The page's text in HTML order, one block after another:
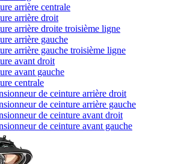
arrière centrale
arrière droit
arrière droite troisième ligne
arrière gauche
arrière gauche troisième ligne
avant droit
avant gauche
centrale
de ceinture arrière droit
de ceinture arrière gauche
de ceinture avant droit
de ceinture avant gauche